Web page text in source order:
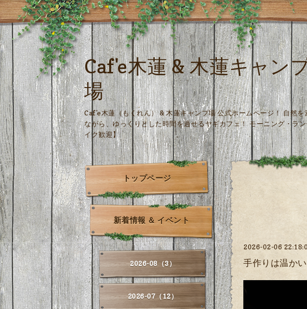
Caf'e木蓮 & 木蓮キャン
場
Caf'e木蓮（もくれん） & 木蓮キャンプ場 公式ホームページ！ 自然を
ながら、ゆっくりとした時間を過せるヤギカフェ！ モーニング・ラ
イク歓迎】
2026-02-06
手作りは温かい
トップページ
新着情報 ＆ イベント
2026-08（3）
2026-07（12）